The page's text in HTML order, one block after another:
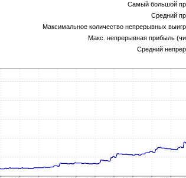
Самый большой
Средний
Максимальное количество непрерывных
Макс. непрерывная прибыль
Средний